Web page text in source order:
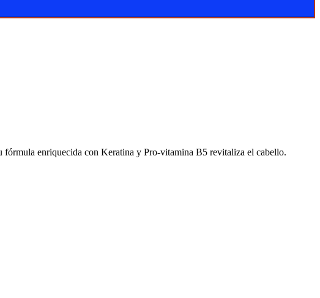
enriquecida con Keratina y Pro-vitamina B5 revitaliza el cabello.